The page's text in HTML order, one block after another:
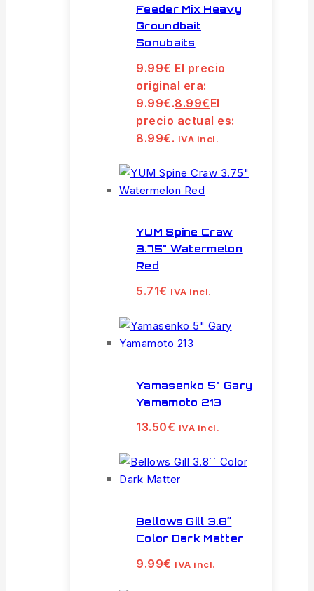
Feeder Mix Heavy
Groundbait
Sonubaits
9.99€ El precio
original era:
9.99€.8.99€El
precio actual es:
8.99€. IVA incl.
YUM Spine Craw
3.75" Watermelon
Red
5.71€ IVA incl.
Yamasenko 5" Gary
Yamamoto 213
13.50€ IVA incl.
Bellows Gill 3.8´´
Color Dark Matter
9.99€ IVA incl.